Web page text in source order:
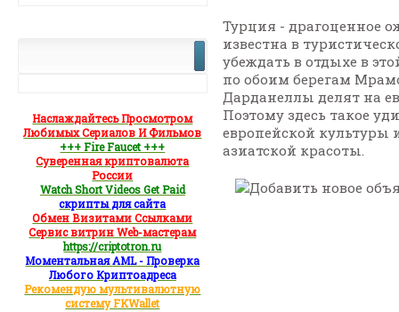
Турция - драгоценное
известна в
убеждать в отдыхе в
по обоим берегам
Дарданеллы делят на
Поэтому здесь такое
европейской культуры
азиатской красоты.
Наслаждайтесь Просмотром
Любимых Сериалов И Фильмов
+++ Fire Faucet +++
Суверенная криптовалюта
России
Watch Short Videos Get Paid
скрипты для сайта
Обмен Визитами Ссылками
Сервис витрин Web-мастерам
https://criptotron.ru
Моментальная AML - Проверка
Любого Криптоадреса
Рекомендую мультивалютную
систему FKWallet